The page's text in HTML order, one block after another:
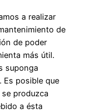
a realizar
de
de poder
más útil.
suponga
Es posible que
produzca
a ésta